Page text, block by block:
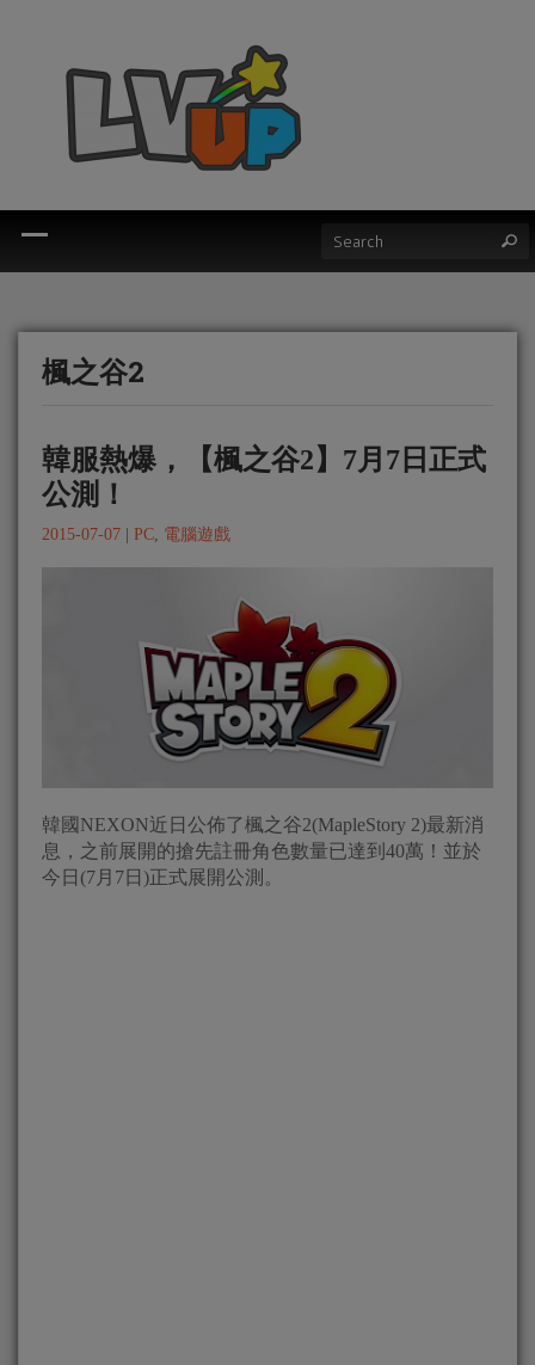
楓之谷2
韓服熱爆，【楓之谷2】7月7日正式
公測！
2015-07-07 PC, 電腦遊戲
韓國NEXON近日公佈了楓之谷2(MapleStory 2)最新消
息，之前展開的搶先註冊角色數量已達到40萬！並於
今日(7月7日)正式展開公測。